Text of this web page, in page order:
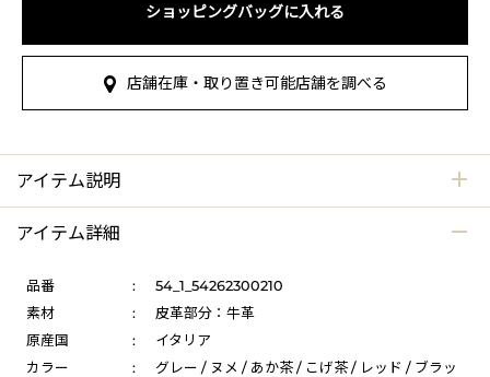
ショッピングバッグに入れる
店舗在庫・取り置き可能店舗を調べる
アイテム説明
アイテム詳細
品番 :
54_1_54262300210
素材
:
皮革部分：牛革
原産国
:
イタリア
カラー
:
グレー / ヌメ / あか茶 / こげ茶 / レッド / ブラッ